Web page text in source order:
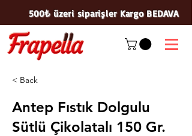
500₺ üzeri siparişler Kargo BEDAVA
< Back
Antep Fıstık Dolgulu
Sütlü Çikolatalı 150 Gr.